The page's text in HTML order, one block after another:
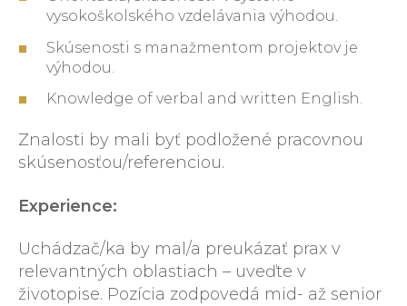
vysokoškolského vzdelávania výhodou.
Skúsenosti s manažmentom projektov je
výhodou.
Knowledge of verbal and written English.
Znalosti by mali byť podložené pracovnou
skúsenosťou/referenciou.
Experience:
Uchádzač/ka by mal/a preukázať prax v
relevantných oblastiach – uveďte v
životopise. Pozícia zodpovedá mid- až senior